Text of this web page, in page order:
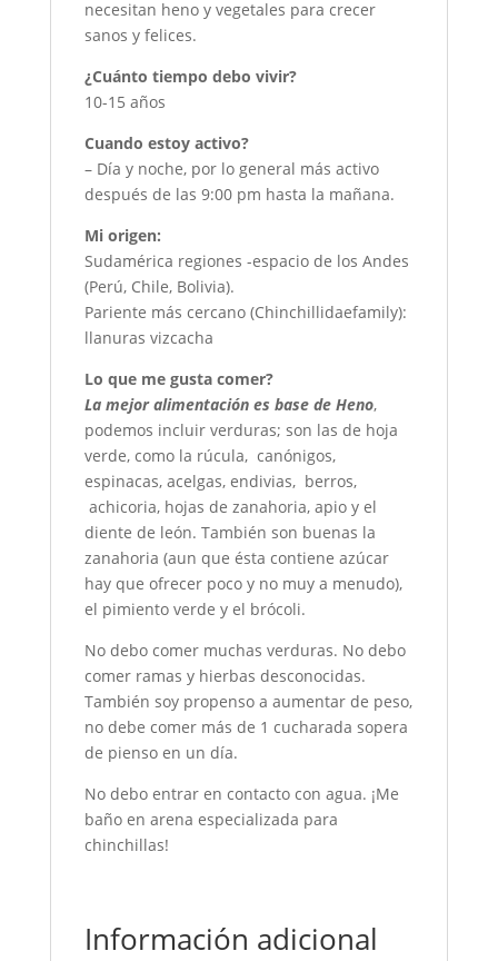
necesitan heno y vegetales para crecer
sanos y felices.
¿Cuánto tiempo debo vivir?
10-15 años
Cuando estoy activo?
– Día y noche, por lo general más activo
después de las 9:00 pm hasta la mañana.
Mi origen:
Sudamérica regiones -espacio de los Andes
(Perú, Chile, Bolivia).
Pariente más cercano (Chinchillidaefamily):
llanuras vizcacha
Lo que me gusta comer?
La mejor alimentación es base de Heno,
podemos incluir verduras; son las de hoja
verde, como la rúcula, canónigos,
espinacas, acelgas, endivias, berros,
achicoria, hojas de zanahoria, apio y el
diente de león. También son buenas la
zanahoria (aun que ésta contiene azúcar
hay que ofrecer poco y no muy a menudo),
el pimiento verde y el brócoli.
No debo comer muchas verduras. No debo
comer ramas y hierbas desconocidas.
También soy propenso a aumentar de peso,
no debe comer más de 1 cucharada sopera
de pienso en un día.
No debo entrar en contacto con agua. ¡Me
baño en arena especializada para
chinchillas!
Información adicional